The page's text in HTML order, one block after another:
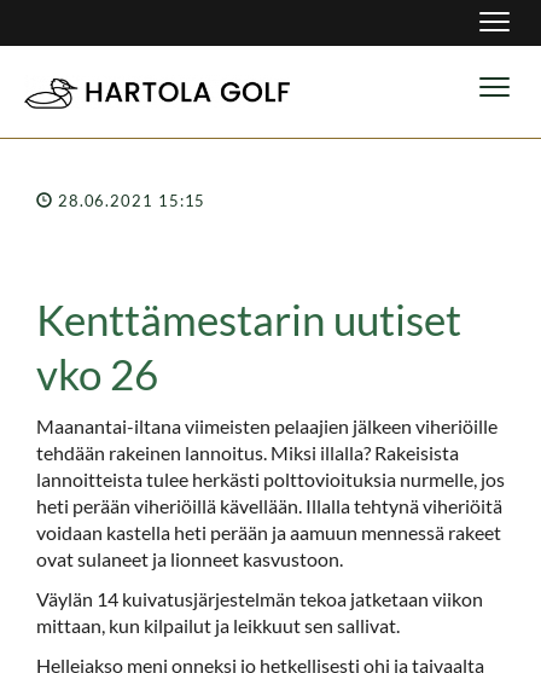
28.06.2021 15:15
Kenttämestarin uutiset
vko 26
Maanantai-iltana viimeisten pelaajien jälkeen viheriöille
tehdään rakeinen lannoitus. Miksi illalla? Rakeisista
lannoitteista tulee herkästi polttovioituksia nurmelle, jos
heti perään viheriöillä kävellään. Illalla tehtynä viheriöitä
voidaan kastella heti perään ja aamuun mennessä rakeet
ovat sulaneet ja lionneet kasvustoon.
Väylän 14 kuivatusjärjestelmän tekoa jatketaan viikon
mittaan, kun kilpailut ja leikkuut sen sallivat.
Hellejakso meni onneksi jo hetkellisesti ohi ja taivaalta